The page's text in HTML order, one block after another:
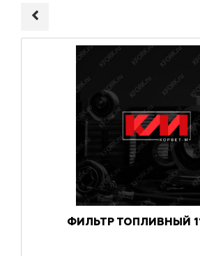
ФИЛЬТР ТОПЛИВНЫЙ